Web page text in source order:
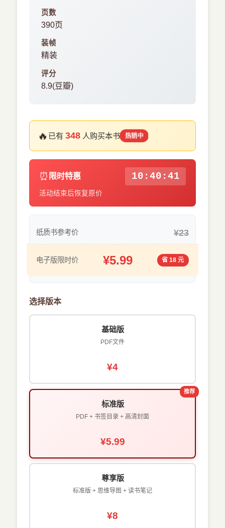
页数
390页
装帧
精装
评分
8.9(豆瓣)
🔥 已有348 人购买本书 热销中
⏰ 限时特惠 10:40:40
活动结束后恢复原价
纸质书参考价 ¥23
电子版限时价 ¥5.99 省 18 元
选择版本
基础版
PDF文件
¥4
推荐
标准版
PDF + 书签目录 + 高清封面
¥5.99
尊享版
标准版 + 思维导图 + 读书笔记
¥8